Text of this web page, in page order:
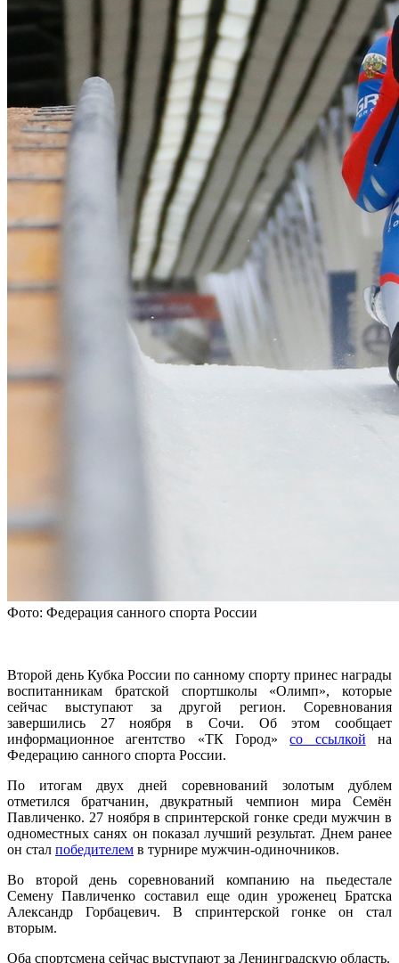
Фото: Федерация санного спорта России
Второй день Кубка России по санному спорту принес награды
воспитанникам братской спортшколы «Олимп», которые
сейчас выступают за другой регион. Соревнования
завершились 27 ноября в Сочи. Об этом сообщает
информационное агентство «ТК Город»со ссылкой на
Федерацию санного спорта России.
По итогам двух дней соревнований золотым дублем
отметился братчанин, двукратный чемпион мира Семён
Павличенко. 27 ноября в спринтерской гонке среди мужчин в
одноместных санях он показал лучший результат. Днем ранее
он стал победителем в турнире мужчин-одиночников.
Во второй день соревнований компанию на пьедестале
Семену Павличенко составил еще один уроженец Братска
Александр Горбацевич. В спринтерской гонке он стал
вторым.
Оба спортсмена сейчас выступают за Ленинградскую область.